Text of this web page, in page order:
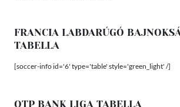
FRANCIA LABDARÚGÓ
TABELLA
[soccer-info id='6' type='table' style='green_light' /]
OTP BANK LIGA TABELLA